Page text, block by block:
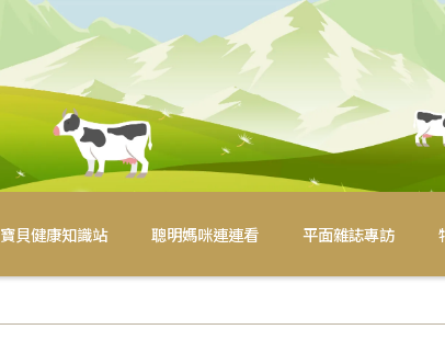
寶貝健康知識站 聰明媽咪連連看 平面雜誌專訪